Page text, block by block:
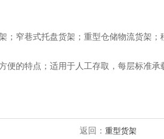
；窄巷式托盘货架；重型仓储物流货架
便的特点；适用于人工存取，每层标准
返回： 重型货架